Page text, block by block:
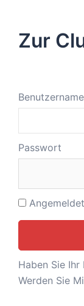
Zur
Passwort
Haben Sie
Werden Sie